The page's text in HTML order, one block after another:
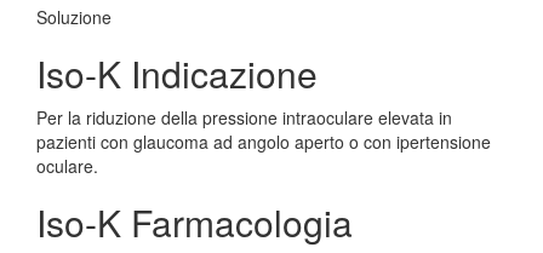
Soluzione
Iso-K Indicazione
Per la riduzione della pressione intraoculare elevata in
pazienti con glaucoma ad angolo aperto o con ipertensione
oculare.
Iso-K Farmacologia